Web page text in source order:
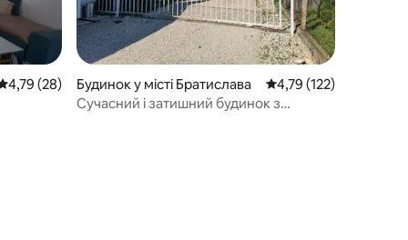
оцінка: 4,79 з 5, відгуки: 28
4,79 (28)
Будинок у місті Братислава Середня оцінка: 4,79
4,79 (122)
Сучасний і затишний будинок з